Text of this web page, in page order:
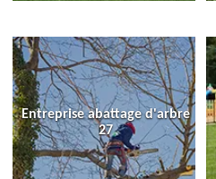
Entreprise abattage d'arbre
27